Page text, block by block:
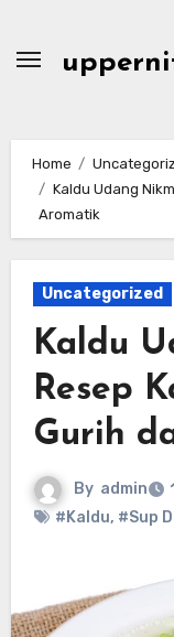
content
Home
Kaldu Udang
Aromatik
Uncategorized
Kaldu
Resep
Gurih
By admin
#Kaldu, #Sup